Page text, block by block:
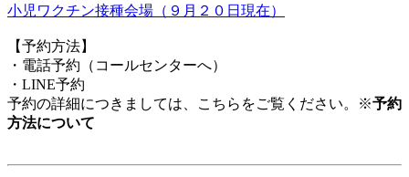
小児ワクチン接種会場（９月２０日現在）
【予約方法】
・電話予約（コールセンターへ）
・LINE予約
予約の詳細につきましては、こちらをご覧ください。※予約
方法について